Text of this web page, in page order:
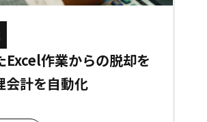
Excel作業からの脱却を
会計を自動化